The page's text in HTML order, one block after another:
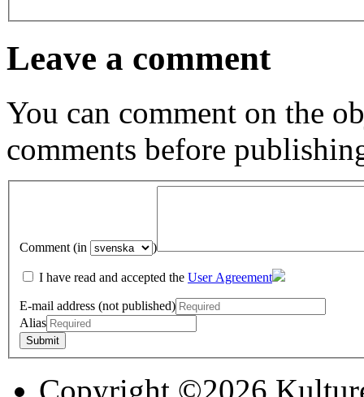
Leave a comment
You can comment on the
comments before
Comment (in )
I have read and accepted the User Agreement
E-mail address (not published)
Alias